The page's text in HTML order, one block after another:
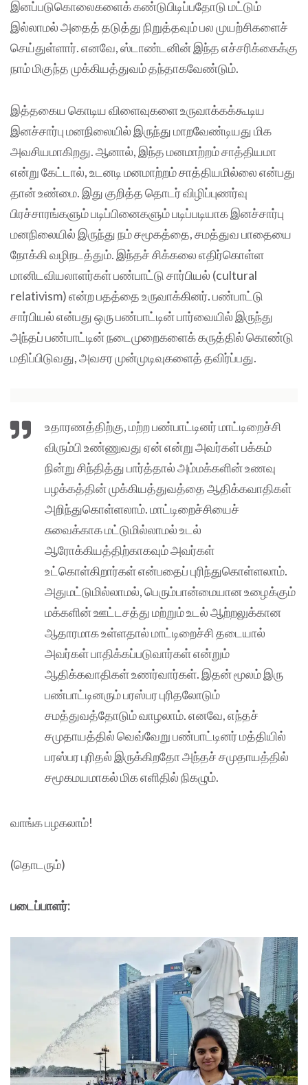
இனப்படுகொலைகளைக் கண்டுபிடிப்பதோடு மட்டும்
இல்லாமல் அதைத் தடுத்து நிறுத்தவும் பல முயற்சிகளைச்
செய்துள்ளார். எனவே, ஸ்டாண்டனின் இந்த எச்சரிக்கைக்கு
நாம் மிகுந்த முக்கியத்துவம் தந்தாகவேண்டும்.
இத்தகைய கொடிய விளைவுகளை உருவாக்கக்கூடிய
இனச்சார்பு மனநிலையில் இருந்து மாறவேண்டியது மிக
அவசியமாகிறது. ஆனால், இந்த மனமாற்றம் சாத்தியமா
என்று கேட்டால், உடனடி மனமாற்றம் சாத்தியமில்லை என்பது
தான் உண்மை. இது குறித்த தொடர் விழிப்புணர்வு
பிரச்சாரங்களும் படிப்பினைகளும் படிப்படியாக இனச்சார்பு
மனநிலையில் இருந்து நம் சமூகத்தை, சமத்துவ பாதையை
நோக்கி வழிநடத்தும். இந்தச் சிக்கலை எதிர்கொள்ள
மானிடவியலாளர்கள் பண்பாட்டு சார்பியல் (cultural
relativism) என்ற பதத்தை உருவாக்கினர். பண்பாட்டு
சார்பியல் என்பது ஒரு பண்பாட்டின் பார்வையில் இருந்து
அந்தப் பண்பாட்டின் நடைமுறைகளைக் கருத்தில் கொண்டு
மதிப்பிடுவது, அவசர முன்முடிவுகளைத் தவிர்ப்பது.
உதாரணத்திற்கு, மற்ற பண்பாட்டினர் மாட்டிறைச்சி
விரும்பி உண்ணுவது ஏன் என்று அவர்கள் பக்கம்
நின்று சிந்தித்து பார்த்தால் அம்மக்களின் உணவு
பழக்கத்தின் முக்கியத்துவத்தை ஆதிக்கவாதிகள்
அறிந்துகொள்ளலாம். மாட்டிறைச்சியைச்
சுவைக்காக மட்டுமில்லாமல் உடல்
ஆரோக்கியத்திற்காகவும் அவர்கள்
உட்கொள்கிறார்கள் என்பதைப் புரிந்துகொள்ளலாம்.
அதுமட்டுமில்லாமல், பெரும்பான்மையான உழைக்கும்
மக்களின் ஊட்டசத்து மற்றும் உடல் ஆற்றலுக்கான
ஆதாரமாக உள்ளதால் மாட்டிறைச்சி தடையால்
அவர்கள் பாதிக்கப்படுவார்கள் என்றும்
ஆதிக்கவாதிகள் உணர்வார்கள். இதன் மூலம் இரு
பண்பாட்டினரும் பரஸ்பர புரிதலோடும்
சமத்துவத்தோடும் வாழலாம். எனவே, எந்தச்
சமுதாயத்தில் வெவ்வேறு பண்பாட்டினர் மத்தியில்
பரஸ்பர புரிதல் இருக்கிறதோ அந்தச் சமுதாயத்தில்
சமூகமயமாகல் மிக எளிதில் நிகழும்.
வாங்க பழகலாம்!
(தொடரும்)
படைப்பாளர்: